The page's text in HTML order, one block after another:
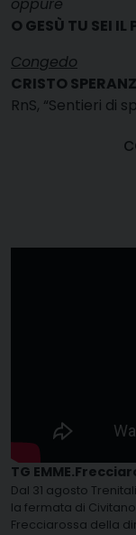
oppure
O GESÙ TU SEI IL
Congedo
CRISTO
RnS, “Sentieri di
TG
Dal 31 agosto
la fermata di
Frecciarossa della